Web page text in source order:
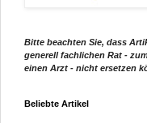
Bitte beachten Sie, dass
generell fachlichen Rat -
einen Arzt - nicht ersetzen
Beliebte Artikel